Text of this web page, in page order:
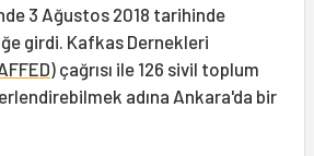
3 Ağustos 2018 tarihinde
girdi. Kafkas Dernekleri
) çağrısı ile 126 sivil toplum
adına Ankara'da bir